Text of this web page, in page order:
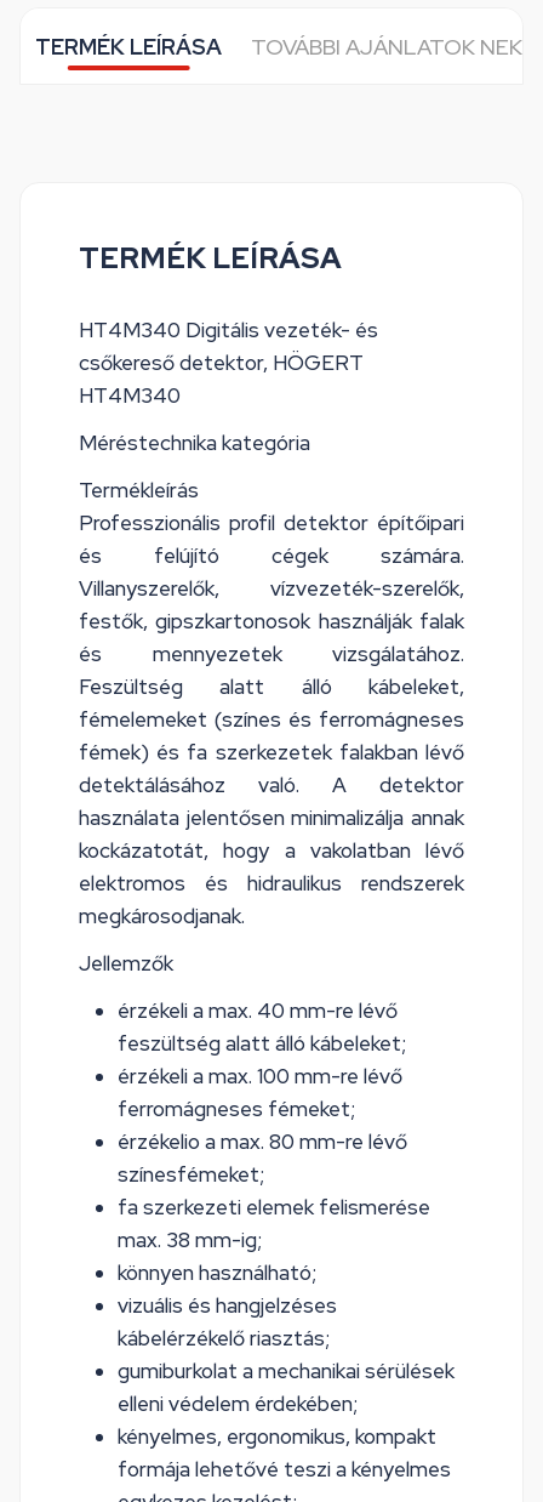
TERMÉK LEÍRÁSA TOVÁBBI AJÁNLATOK
TERMÉK LEÍRÁSA
HT4M340 Digitális vezeték- és
csőkereső detektor, HÖGERT
HT4M340
Méréstechnika kategória
Termékleírás
Professzionális profil detektor építőipari
és felújító cégek számára.
Villanyszerelők, vízvezeték-szerelők,
festők, gipszkartonosok használják falak
és mennyezetek vizsgálatához.
Feszültség alatt álló kábeleket,
fémelemeket (színes és ferromágneses
fémek) és fa szerkezetek falakban lévő
detektálásához való. A detektor
használata jelentősen minimalizálja annak
kockázatotát, hogy a vakolatban lévő
elektromos és hidraulikus rendszerek
megkárosodjanak.
Jellemzők
érzékeli a max. 40 mm-re lévő
feszültség alatt álló kábeleket;
érzékeli a max. 100 mm-re lévő
ferromágneses fémeket;
érzékelio a max. 80 mm-re lévő
színesfémeket;
fa szerkezeti elemek felismerése
max. 38 mm-ig;
könnyen használható;
vizuális és hangjelzéses
kábelérzékelő riasztás;
gumiburkolat a mechanikai sérülések
elleni védelem érdekében;
kényelmes, ergonomikus, kompakt
formája lehetővé teszi a kényelmes